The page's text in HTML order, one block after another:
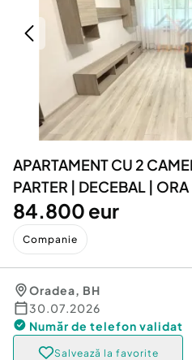
Servicii
Animale de companie
Afaceri și echipamente
Inchiriere Bunuri si Vehicule
Utilaje agricole si
Piese auto si accesorii
Dacia Duster
APARTAMENT CU 2
PARTER | DECEBAL | ORA
84.800 eur
Companie
Oradea, BH
30.07.2026
Număr de telefon validat
Salvează la favorite